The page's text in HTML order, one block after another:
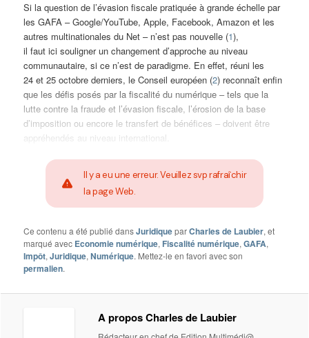
Si la question de l’évasion fiscale pratiquée à grande échelle par
les GAFA – Google/YouTube, Apple, Facebook, Amazon et les
autres multinationales du Net – n’est pas nouvelle (1),
il faut ici souligner un changement d’approche au niveau
communautaire, si ce n’est de paradigme. En effet, réuni les
24 et 25 octobre derniers, le Conseil européen (2) reconnaît enfin
que les défis posés par la fiscalité du numérique – tels que la
lutte contre la fraude et l’évasion fiscale, l’érosion de la base
d’imposition ou encore le transfert de bénéfices – doivent être
appréhendés au niveau international.
Il y a eu une erreur. Veuillez svp rafraîchir
la page Web.
Ce contenu a été publié dansJuridiqueparCharles de Laubier, et
marqué avec Economie numérique, Fiscalité numérique,GAFA,
Impôt,Juridique,Numérique. Mettez-le en favori avec son
permalien.
A propos Charles de Laubier